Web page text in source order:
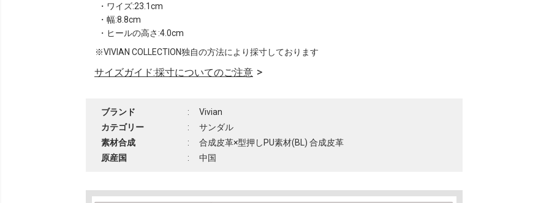
・ワイズ:23.1cm
・幅:8.8cm
・ヒールの高さ:4.0cm
※VIVIAN COLLECTION独自の方法により採寸しております
サイズガイド:採寸についてのご注意
ブランド :
Vivian
カテゴリー
:
サンダル
素材合成
:
合成皮革×型押しPU素材(BL) 合成皮革
原産国
: 中国